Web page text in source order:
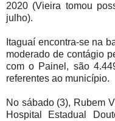
2020 (Vieira tomou
julho).
Itaguaí encontra-se na
moderado de contágio
com o Painel, são
referentes ao município.
No sábado (3), Rubem
Hospital Estadual